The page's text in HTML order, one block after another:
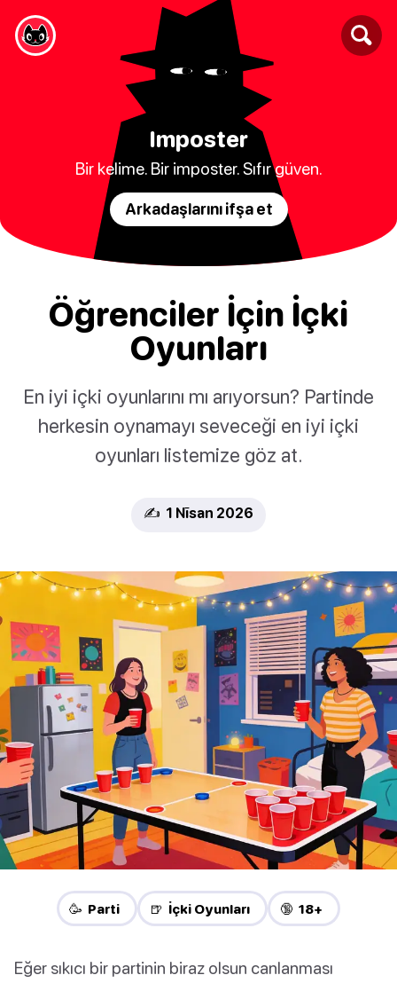
Imposter
Bir kelime. Bir imposter. Sıfır güven.
Arkadaşlarını ifşa et
Öğrenciler İçin İçki
Oyunları
En iyi içki oyunlarını mı arıyorsun? Partinde
herkesin oynamayı seveceği en iyi içki
oyunları listemize göz at.
✍️ 1 Nīsan 2026
🥳 Parti 🍺 İçki Oyunları 🔞 18+
Eğer sıkıcı bir partinin biraz olsun canlanması